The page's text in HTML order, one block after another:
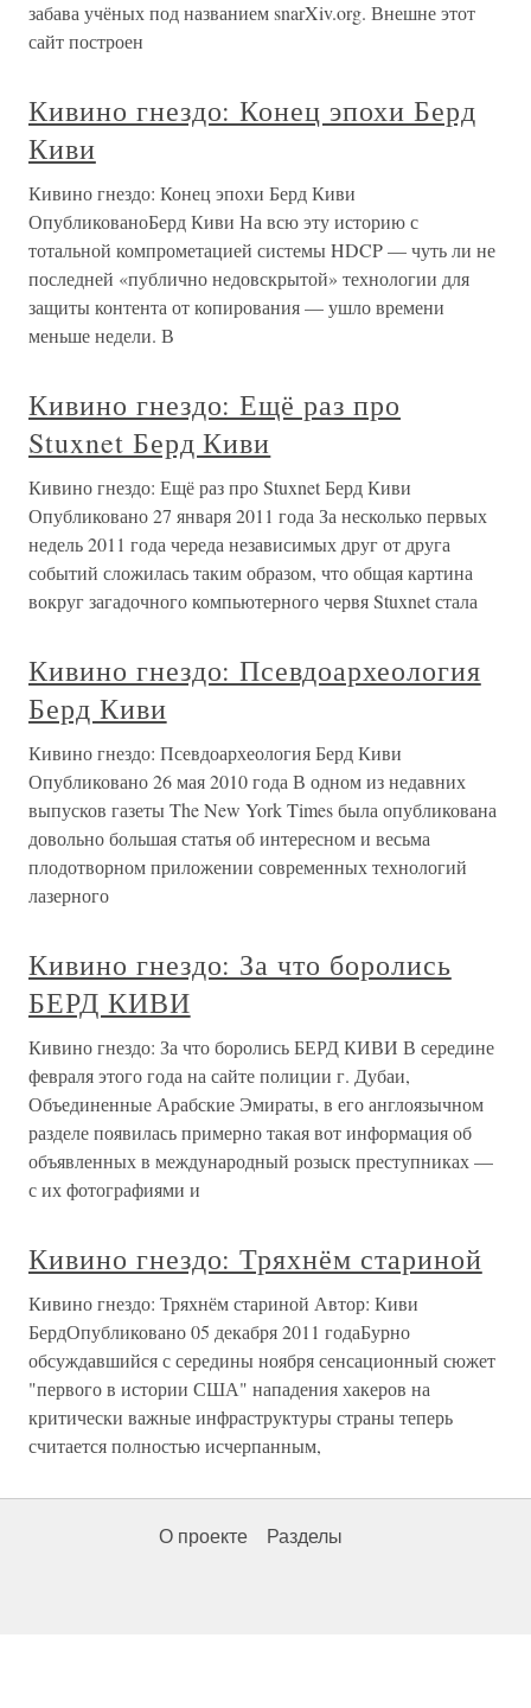
забава учёных под названием snarXiv.org. Внешне этот
сайт построен
Кивино гнездо: Конец эпохи Берд
Киви
Кивино гнездо: Конец эпохи Берд Киви
ОпубликованоБерд Киви На всю эту историю с
тотальной компрометацией системы HDCP — чуть ли не
последней «публично недовскрытой» технологии для
защиты контента от копирования — ушло времени
меньше недели. В
Кивино гнездо: Ещё раз про
Stuxnet Берд Киви
Кивино гнездо: Ещё раз про Stuxnet Берд Киви
Опубликовано 27 января 2011 года За несколько первых
недель 2011 года череда независимых друг от друга
событий сложилась таким образом, что общая картина
вокруг загадочного компьютерного червя Stuxnet стала
Кивино гнездо: Псевдоархеология
Берд Киви
Кивино гнездо: Псевдоархеология Берд Киви
Опубликовано 26 мая 2010 года В одном из недавних
выпусков газеты The New York Times была опубликована
довольно большая статья об интересном и весьма
плодотворном приложении современных технологий
лазерного
Кивино гнездо: За что боролись
БЕРД КИВИ
Кивино гнездо: За что боролись БЕРД КИВИ В середине
февраля этого года на сайте полиции г. Дубаи,
Объединенные Арабские Эмираты, в его англоязычном
разделе появилась примерно такая вот информация об
объявленных в международный розыск преступниках —
с их фотографиями и
Кивино гнездо: Тряхнём стариной
Кивино гнездо: Тряхнём стариной Автор: Киви
БердОпубликовано 05 декабря 2011 годаБурно
обсуждавшийся с середины ноября сенсационный сюжет
"первого в истории США" нападения хакеров на
критически важные инфраструктуры страны теперь
считается полностью исчерпанным,
О проекте Разделы